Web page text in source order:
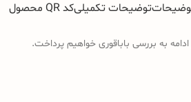
توضیحات تکمیلیکد QR محصول
به بررسی باباقوری خواهیم پرداخت.